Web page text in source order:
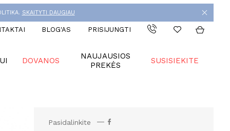
SKAITYTI DAUGIAU
BLOG'AS PRISIJUNGTI
DOVANOS
NAUJAUSIOS
PREKĖS
SUSISIEKITE
Pasidalinkite